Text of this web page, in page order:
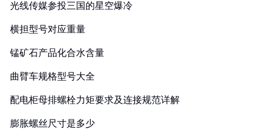
光线传媒参投三国的星空爆冷
横担型号对应重量
锰矿石产品化合水含量
曲臂车规格型号大全
配电柜母排螺栓力矩要求及连接规范详解
膨胀螺丝尺寸是多少